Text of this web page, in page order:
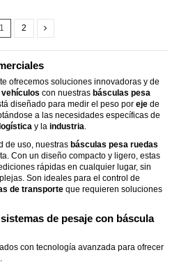
1 2
te ofrecemos soluciones innovadoras y de
vehículos con nuestras básculas pesa
diseñado para medir el peso por eje de
a las necesidades específicas de
logística y la industria.
de uso, nuestras básculas pesa ruedas
Con un diseño compacto y ligero, estas
rápidas en cualquier lugar, sin
Son ideales para el control de
de transporte que requieren soluciones
de pesaje con báscula
con tecnología avanzada para ofrecer